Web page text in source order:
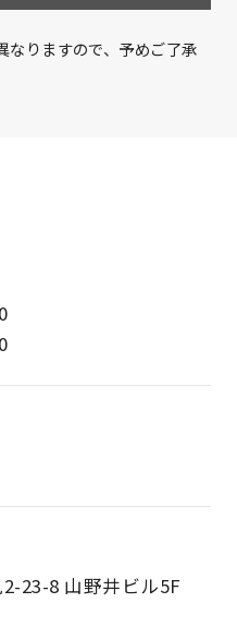
りますので、予めご了承
23-8 山野井ビル5F